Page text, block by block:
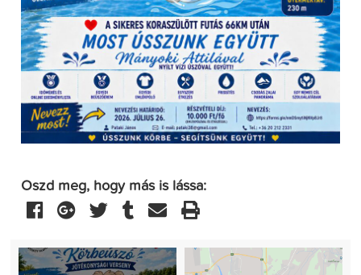
Oszd meg, hogy más is lássa: